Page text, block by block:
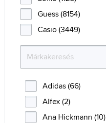
Guess (8154)
Casio (3449)
Adidas (66)
Alfex (2)
Ana Hickmann (10)